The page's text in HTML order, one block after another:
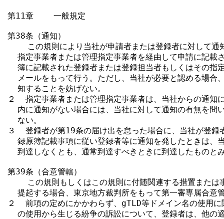
第11章    一般規定
第38条（通知）
この規則により当社が申請者または登録者に対して通
指定事業者または管理指定事業者を経由して申請に記載
簿に記載された登録者または登録担当者もしくはその指
メールをもって行う。ただし、当社が必要と認める場合
  知することを妨げない。
２  指定事業者または管理指定事業者は、当社からの通知
内に通知がない場合には、当社に対して通知の有無を問
  ない。
３  登録者が第19条の届け出を怠った場合に、当社が登録
録原簿記載事項に従い登録者等に通知を発したときは、
到達しなくとも、通常到達すべきときに到達したものと
第39条（合意管轄）
この規則もしくはこの規則に付随関連する措置または
提起する場合、東京地方裁判所をもって第一審専属合意
２  前項の定めにかかわらず、gTLD等ドメイン名の使用に
の使用から生じる紛争の訴訟について、登録者は、他の